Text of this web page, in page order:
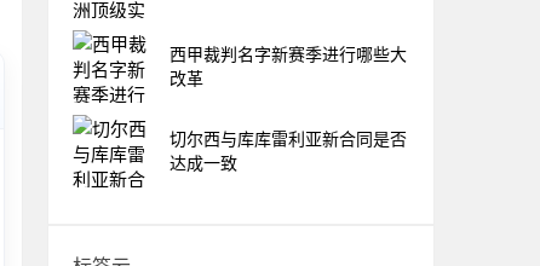
西甲裁判名字新赛季进行哪些大
改革
切尔西与库库雷利亚新合同是否
达成一致